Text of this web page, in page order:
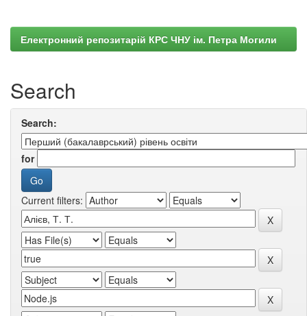
Електронний репозитарій КРС ЧНУ ім. Петра Могили
Search
Search:
for
Current filters: